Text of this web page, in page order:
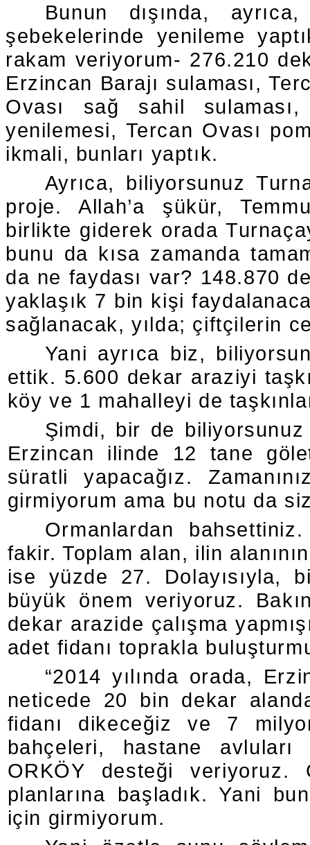
Bunun dışında,
şebekelerinde yenileme
rakam veriyorum- 276.210
Erzincan Barajı sulaması,
Ovası sağ sahil
yenilemesi, Tercan Ovası
ikmali, bunları yaptık.
Ayrıca, biliyorsunuz
proje. Allah’a şükür,
birlikte giderek orada
bunu da kısa zamanda
da ne faydası var? 148.870
yaklaşık 7 bin kişi
sağlanacak, yılda; çiftçilerin
Yani ayrıca biz,
ettik. 5.600 dekar araziyi
köy ve 1 mahalleyi de
Şimdi, bir de biliyorsunuz
Erzincan ilinde 12 tane
süratli yapacağız.
girmiyorum ama bu notu da
Ormanlardan
fakir. Toplam alan, ilin
ise yüzde 27. Dolayısıyla,
büyük önem veriyoruz.
dekar arazide çalışma
adet fidanı toprakla
“2014 yılında orada,
neticede 20 bin dekar
fidanı dikeceğiz ve 7
bahçeleri, hastane avluları
ORKÖY desteği
planlarına başladık. Yani
için girmiyorum.